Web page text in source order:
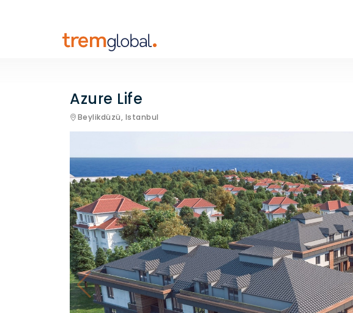
Azure Life
Beylikdüzü, Istanbul